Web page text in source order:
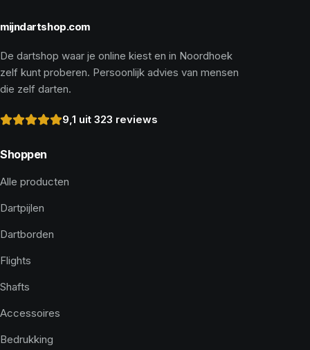
mijndartshop.com
De dartshop waar je online kiest en in Noordhoek
zelf kunt proberen. Persoonlijk advies van mensen
die zelf darten.
9,1 uit 323 reviews
Shoppen
Alle producten
Dartpijlen
Dartborden
Flights
Shafts
Accessoires
Bedrukking